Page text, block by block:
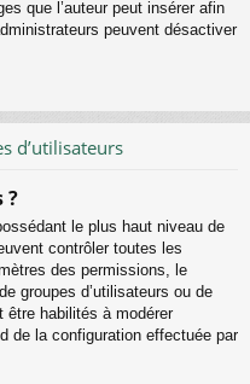
que l’auteur peut insérer afin
peuvent désactiver
d’utilisateurs
?
le plus haut niveau de
contrôler toutes les
des permissions, le
groupes d’utilisateurs ou de
être habilités à modérer
de la configuration effectuée par